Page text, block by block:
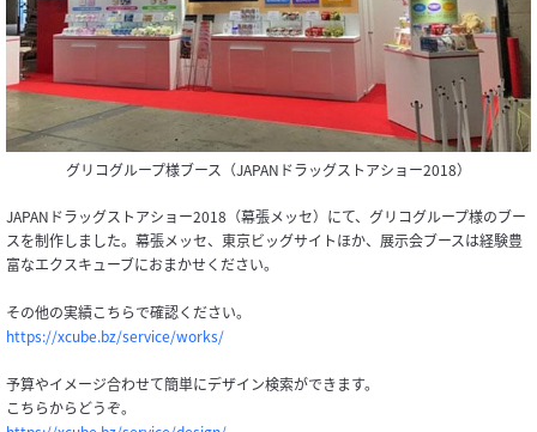
グリコグループ様ブース（JAPANドラッグストアショー2018）
JAPANドラッグストアショー2018（幕張メッセ）にて、グリコグループ様のブー
スを制作しました。幕張メッセ、東京ビッグサイトほか、展示会ブースは経験豊
富なエクスキューブにおまかせください。
その他の実績こちらで確認ください。
https://xcube.bz/service/works/
予算やイメージ合わせて簡単にデザイン検索ができます。
こちらからどうぞ。